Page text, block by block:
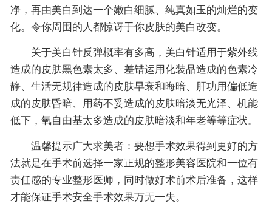
净，再由美白到达一个嫩白细腻、纯真如玉的灿烂的变
化。令你周围的人都惊讶于你皮肤的美白改变。
关于美白针反弹概率有多高，美白针适用于紫外线
造成的皮肤黑色素太多、差错运用化装品造成的色素冷
静、生活无规律造成的皮肤早衰和晦暗、肝功用偏低造
成的皮肤昏暗、用药不妥造成的皮肤暗淡无光泽、机能
低下，氧自由基太多造成的皮肤暗淡和年老等等症状。
温馨提示广大求美者：要想手术效果得到更好的方
法就是在手术前选择一家正规的整形美容医院和一位有
责任感的专业整形医师，同时做好术前术后准备，这样
才能保证手术安全手术效果万无一失。